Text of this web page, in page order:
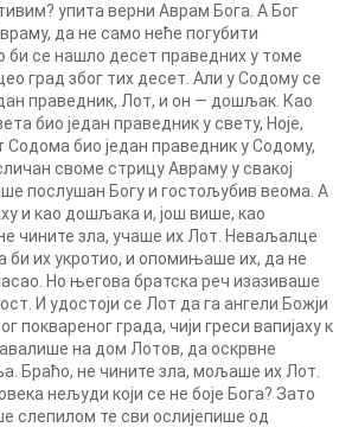
упита верни Аврам Бога. А Бог
да не само неће погубити
би се нашло десет праведних у томе
град због тих десет. Али у Содому се
праведник, Лот, и он — дошљак. Као
био један праведник у свету, Ноје,
Содома био један праведник у Содому,
своме стрицу Авраму у свакој
послушан Богу и гостољубив веома. А
и као дошљака и, још више, као
чините зла, учаше их Лот. Неваљалце
би их укротио, и опомињаше их, да не
Но његова братска реч изазиваше
И удостоји се Лот да га ангели Божји
поквареног града, чији греси вапијаху к
на дом Лотов, да оскрвне
Браћо, не чините зла, мољаше их Лот.
нељуди који се не боје Бога? Зато
слепилом те сви ослијепише од